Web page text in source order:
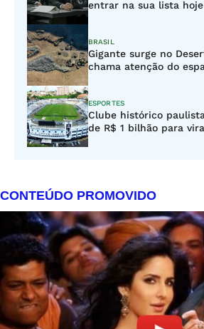
entrar na sua lista hoje
BRASIL
Gigante surge no
chama atenção do
ESPORTES
Clube histórico
de R$ 1 bilhão para